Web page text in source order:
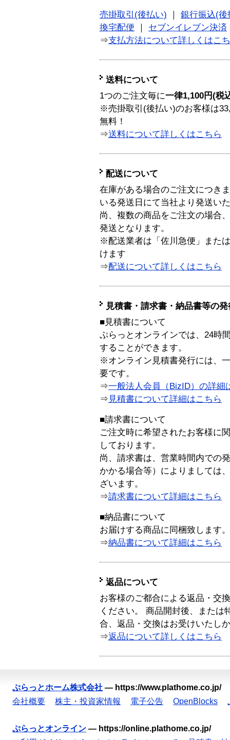
売掛取引(後払い)
銀行振込(後
換宅配便
セブンイレブン決済
⇒支払方法について詳しくはこ
送料について
1つのご注文毎に一律1,100円(税
※売掛取引(後払い)のお客様は
無料！
⇒送料について詳しくはこちら
配送について
在庫がある場合のご注文につき
いる発送日にて当社より発送い
尚、複数の商品をご注文の場合
発送となります。
※配送業者は「佐川急便」また
けます
⇒配送について詳しくはこちら
見積書・請求書・納品書等の
■見積書について
ぷらっとオンラインでは、24時
することができます。
※オンライン見積書発行には、
要です。
⇒一般法人会員（BizID）の詳細
⇒ 見積書について詳細はこちら
■請求書について
ご注文時に希望されたお客様に
しております。
尚、請求書は、営業時間内での
かかる場合等）によりましては
ざいます。
⇒請求書について詳細はこちら
■納品書について
お届けする商品に同梱致します。
⇒納品書について詳細はこちら
返品について
お客様のご都合による返品・交
ください。 商品開封後、または
合、返品・交換はお受けいたし
⇒返品について詳しくはこちら
ぷらっとホーム株式会社 — https://www.plathome.co.jp/
会社概要
株主・投資家情報 電子公告 OpenBlocks
ぷらっとオンライン — https://online.plathome.co.jp/